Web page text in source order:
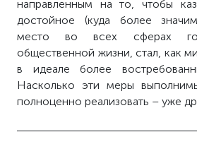
направленным на то, чтобы
достойное (куда более
место во всех сферах
общественной жизни, стал, как
в идеале более
Насколько эти меры
полноценно реализовать – уже